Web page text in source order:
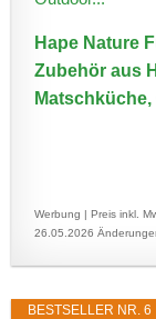
Hape Nature
Zubehör aus
Matschküche,
Werbung | Preis inkl.
26.05.2026
BESTSELLER NR. 6